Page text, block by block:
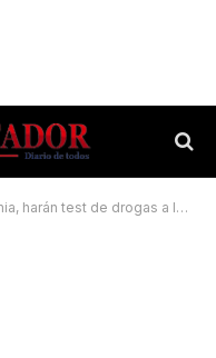
test de drogas a los conductores